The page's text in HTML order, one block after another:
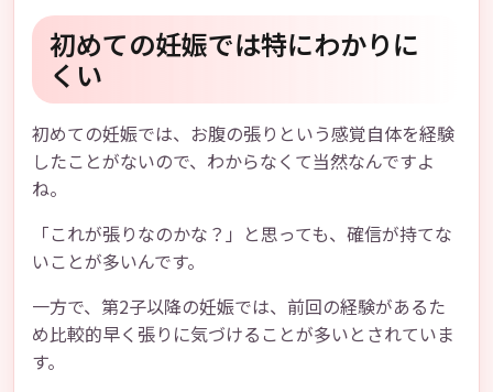
初めての妊娠では特にわかりに
くい
初めての妊娠では、お腹の張りという感覚自体を経験
したことがないので、わからなくて当然なんですよ
ね。
「これが張りなのかな？」と思っても、確信が持てな
いことが多いんです。
一方で、第2子以降の妊娠では、前回の経験があるた
め比較的早く張りに気づけることが多いとされていま
す。